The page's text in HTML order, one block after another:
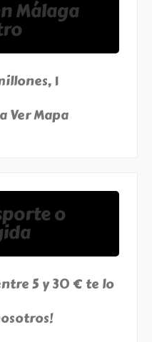
Málaga
1
Ver Mapa
o
5 y 30 € te lo